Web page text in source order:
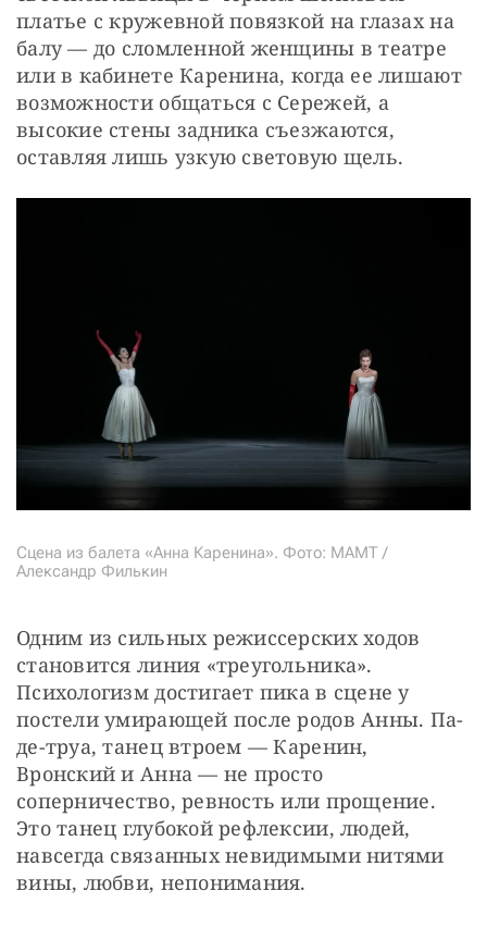
платье с кружевной повязкой на глазах на
балу — до сломленной женщины в театре
или в кабинете Каренина, когда ее лишают
возможности общаться с Сережей, а
высокие стены задника съезжаются,
оставляя лишь узкую световую щель.
Сцена из балета «Анна Каренина». Фото: МАМТ /
Александр Филькин
Одним из сильных режиссерских ходов
становится линия «треугольника».
Психологизм достигает пика в сцене у
постели умирающей после родов Анны. Па-
де-труа, танец втроем — Каренин,
Вронский и Анна — не просто
соперничество, ревность или прощение.
Это танец глубокой рефлексии, людей,
навсегда связанных невидимыми нитями
вины, любви, непонимания.